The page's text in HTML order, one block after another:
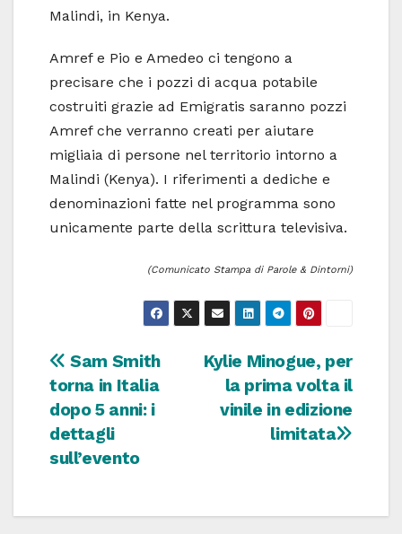
Malindi, in Kenya.
Amref e Pio e Amedeo ci tengono a
precisare che i pozzi di acqua potabile
costruiti grazie ad Emigratis saranno pozzi
Amref che verranno creati per aiutare
migliaia di persone nel territorio intorno a
Malindi (Kenya). I riferimenti a dediche e
denominazioni fatte nel programma sono
unicamente parte della scrittura televisiva.
(Comunicato Stampa di Parole & Dintorni)
Navigazione
articoli
Kylie Minogue, per
la prima volta il
vinile in edizione
limitata
Sam Smith
torna in Italia
dopo 5 anni: i
dettagli
sull’evento